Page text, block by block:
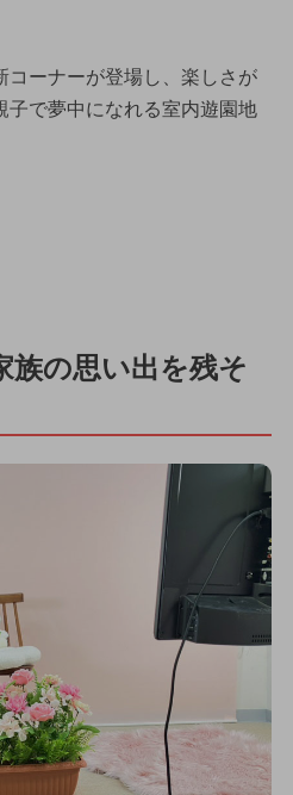
コーナーが登場し、楽しさが
で夢中になれる室内遊園地
族の思い出を残そ